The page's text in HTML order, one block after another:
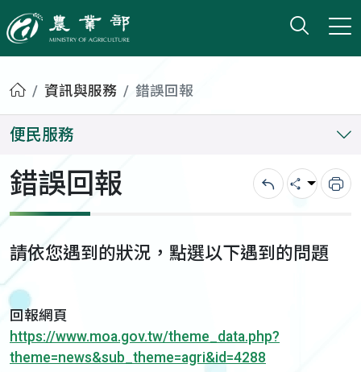
農業部
打開
小版
首頁資訊與服務 錯誤回報
便民服務
錯誤回報 回上一頁
分享 列
請依您遇到的狀況，點選以下遇到的問題
回報網頁
https://www.moa.gov.tw/theme_data.php?
theme=news&sub_theme=agri&id=4288